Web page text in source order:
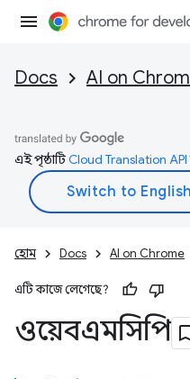
Docs AI on
এই পৃষ্ঠাটিCloud Translation API
হোম Docs AI on Chrome
এটি কাজে লেগেছে?
ওয়েবএমসিপি